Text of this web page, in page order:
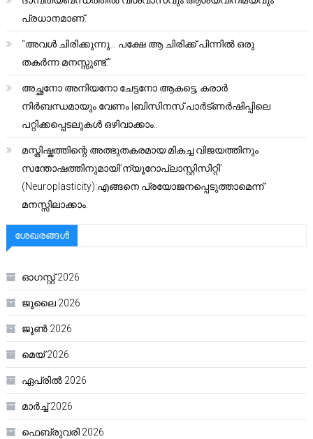
പ്രധാനമാണ്.
“അവൾ ചിരിക്കുന്നു… പക്ഷേ ആ ചിരിക്ക് പിന്നിൽ ഒരു
തകർന്ന മനസ്സുണ്ട്.”
അച്ഛനോ അനിയനോ ചേട്ടനോ ആകട്ടെ, കരാർ
നിർബന്ധമായും വേണം |ബിസിനസ് പാർട്ണർഷിപ്പിലെ
പറ്റിക്കപ്പെടലുകൾ ഒഴിവാക്കാം..
മസ്തിഷ്കത്തിന്റെ അത്ഭുതകരമായ മികച്ച വിജയത്തിനും
സന്തോഷത്തിനുമായി’ന്യൂറോപ്ലാസ്റ്റിസിറ്റി’
(Neuroplasticity):എങ്ങനെ പ്രയോജനപ്പെടുത്താമെന്ന്
മനസ്സിലാക്കാം.
ശേഖരങ്ങൾ
ഓഗസ്റ്റ്‌ 2026
ജൂലൈ 2026
ജൂൺ 2026
മെയ്‌ 2026
ഏപ്രിൽ 2026
മാർച്ച്‌ 2026
ഫെബ്രുവരി 2026